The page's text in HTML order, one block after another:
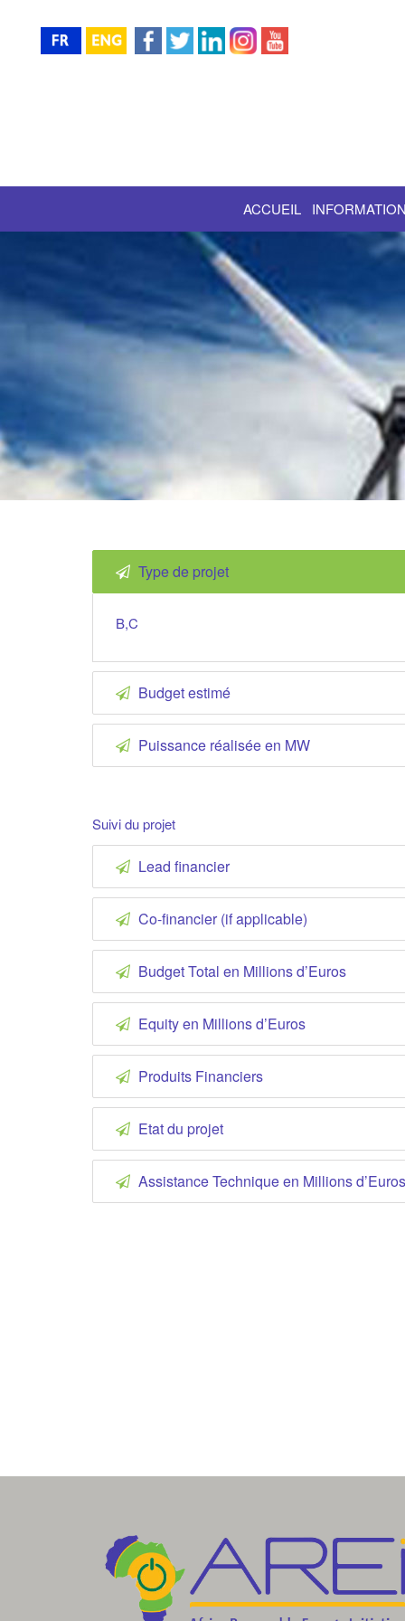
ACCUEIL
Type de projet
B,C
Budget estimé
Puissance réalisée en MW
Suivi du projet
Lead financier
Co-financier (if applicable)
Budget Total en Millions d’Euros
Equity en Millions d’Euros
Produits Financiers
Etat du projet
Assistance Technique en Millions d’Euros